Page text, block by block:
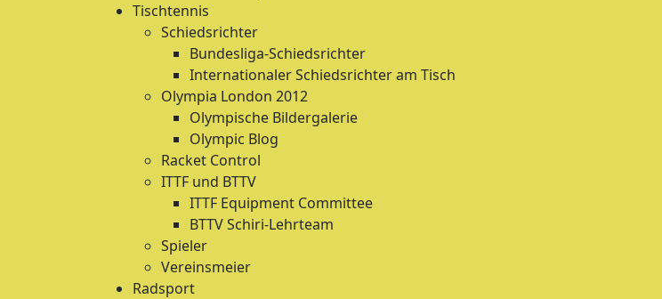
Tischtennis
Schiedsrichter
Bundesliga-Schiedsrichter
Internationaler Schiedsrichter am Tisch
Olympia London 2012
Olympische Bildergalerie
Olympic Blog
Racket Control
ITTF und BTTV
ITTF Equipment Committee
BTTV Schiri-Lehrteam
Spieler
Vereinsmeier
Radsport